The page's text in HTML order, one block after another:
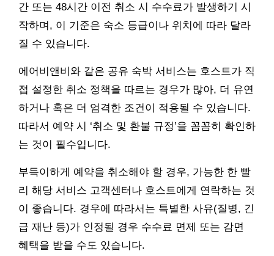
간 또는 48시간 이전 취소 시 수수료가 발생하기 시
작하며, 이 기준은 숙소 등급이나 위치에 따라 달라
질 수 있습니다.
에어비앤비와 같은 공유 숙박 서비스는 호스트가 직
접 설정한 취소 정책을 따르는 경우가 많아, 더 유연
하거나 혹은 더 엄격한 조건이 적용될 수 있습니다.
따라서 예약 시 ‘취소 및 환불 규정’을 꼼꼼히 확인하
는 것이 필수입니다.
부득이하게 예약을 취소해야 할 경우, 가능한 한 빨
리 해당 서비스 고객센터나 호스트에게 연락하는 것
이 좋습니다. 경우에 따라서는 특별한 사유(질병, 긴
급 재난 등)가 인정될 경우 수수료 면제 또는 감면
혜택을 받을 수도 있습니다.